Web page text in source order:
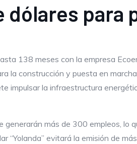
dólares para
138 meses con la empresa
la construcción y puesta en
impulsar la infraestructura
más de 300 empleos, lo
“Yolanda” evitará la emisión de